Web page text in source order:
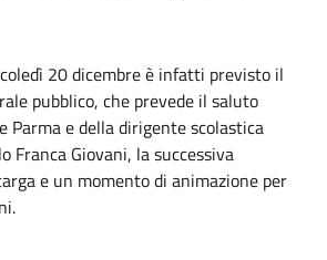
20 dicembre è infatti previsto il
pubblico, che prevede il saluto
Parma e della dirigente scolastica
Franca Giovani, la successiva
e un momento di animazione per